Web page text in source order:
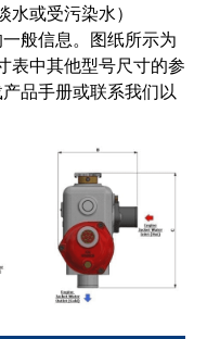
或受污染水）
般信息。图纸所示为
表中其他型号尺寸的参
品手册或联系我们以